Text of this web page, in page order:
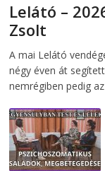
Lelátó –
Zsolt
A mai Lelátó
négy éven át
nemrégiben pedig